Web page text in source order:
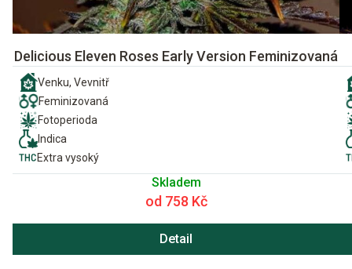
Delicious Eleven Roses Early Version Feminizovaná
Venku, Vevnitř
Feminizovaná
Fotoperioda
Indica
Extra vysoký
Skladem
od 758 Kč
Detail